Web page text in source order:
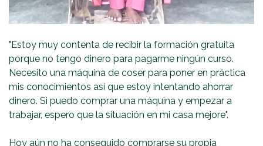
"Estoy muy contenta de recibir la formación gratuita
porque no tengo dinero para pagarme ningún curso.
Necesito una máquina de coser para poner en práctica
mis conocimientos así que estoy intentando ahorrar
dinero. Si puedo comprar una máquina y empezar a
trabajar, espero que la situación en mi casa mejore".
Hoy aún no ha conseguido comprarse su propia